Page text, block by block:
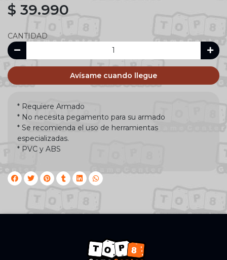
$ 39.990
CANTIDAD
Avísame cuando llegue
* Requiere Armado
* No necesita pegamento para su armado
* Se recomienda el uso de herramientas
especializadas.
* PVC y ABS